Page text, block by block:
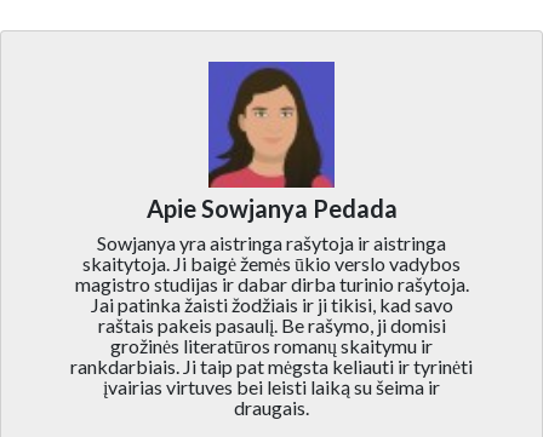
Apie Sowjanya Pedada
Sowjanya yra aistringa rašytoja ir aistringa
skaitytoja. Ji baigė žemės ūkio verslo vadybos
magistro studijas ir dabar dirba turinio rašytoja.
Jai patinka žaisti žodžiais ir ji tikisi, kad savo
raštais pakeis pasaulį. Be rašymo, ji domisi
grožinės literatūros romanų skaitymu ir
rankdarbiais. Ji taip pat mėgsta keliauti ir tyrinėti
įvairias virtuves bei leisti laiką su šeima ir
draugais.